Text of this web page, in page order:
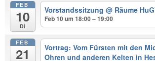
FEB
10
Di
Vorstandssitzung@ Räume
Feb 10 um 18:00 – 19:00
FEB
21
Vortrag: Vom Fürsten mit den
Ohren und anderen Kelten in